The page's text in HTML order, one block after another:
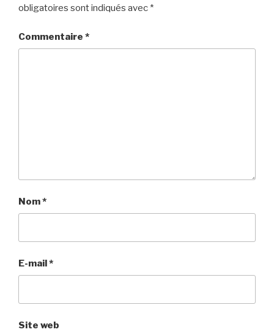
obligatoires sont indiqués avec *
Commentaire *
Nom*
E-mail*
Site web